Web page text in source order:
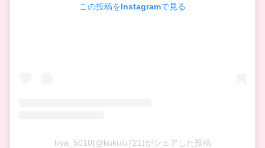
この投稿をInstagramで見る
liiya_5010(@kukulu721)がシェアした投稿